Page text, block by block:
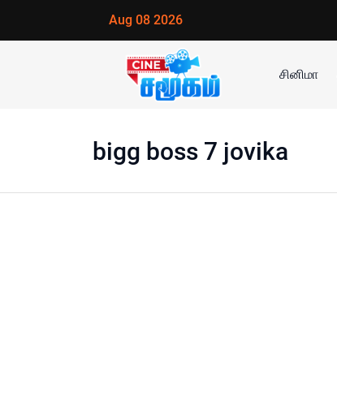
Aug 08 2026
சினிமா
bigg boss 7 jovika